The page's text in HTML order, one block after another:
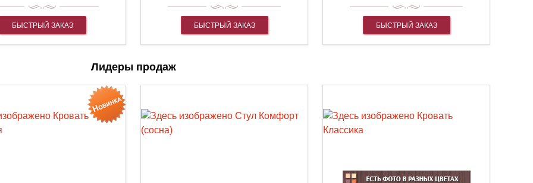
БЫСТРЫЙ ЗАКАЗ БЫСТРЫЙ ЗАКАЗ БЫСТРЫЙ ЗАКАЗ
Лидеры продаж